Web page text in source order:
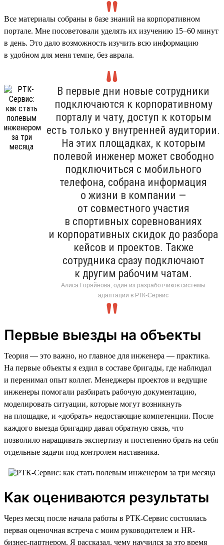
Все материалы собраны в базе знаний на корпоративном
портале. Мне посоветовали уделять их изучению 15–60 минут
в день. Это дало возможность изучить всю информацию
в удобном для меня темпе, без аврала.
В первые дни новые сотрудники
подключаются к корпоративному
порталу и чату, доступ к которым
есть только у внутренней аудитории.
На этих площадках, к которым
полевой инженер может свободно
подключиться с мобильного
телефона, собрана информация
о жизни в компании —
от совместного участия
в спортивных соревнованиях
и корпоративных скидок до разбора
кейсов и проектов. Также
сотрудника сразу подключают
к другим рабочим чатам.
Алиса Горяйнова, один из разработчиков системы
адаптации в РТК-Сервис
Первые выезды на объекты
Теория — это важно, но главное для инженера — практика.
На первые объекты я ездил в составе бригады, где наблюдал
и перенимал опыт коллег. Менеджеры проектов и ведущие
инженеры помогали разбирать рабочую документацию,
моделировать ситуации, которые могут возникнуть
на площадке, и «добрать» недостающие компетенции. После
каждого выезда бригадир давал обратную связь, что
позволило наращивать экспертизу и постепенно брать на себя
отдельные задачи под контролем наставника.
Как оцениваются результаты
Через месяц после начала работы в РТК-Сервис состоялась
первая оценочная встреча с моим руководителем и HR-
бизнес-партнером. Я рассказал, чему научился за это время